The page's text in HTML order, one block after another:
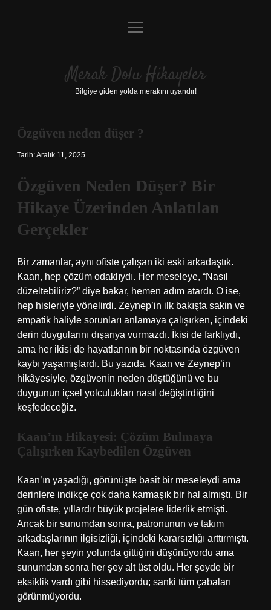
Anasayfa
Yasal Uyarı
menüyü
Merak Dolu Hikayeler
Bilgiye giden yolda merakını uyandır!
Özgüven neden düşer ?
Tarih: Aralık 11, 2025
Özgüven Neden Düşer? Bir
Hikaye Üzerinden Anlatılan
Gerçekler
Bir zamanlar, aynı ofiste çalışan iki eski arkadaştık.
Kaan, hep çözüm odaklıydı. Her meseleye, “Nasıl
düzeltebiliriz?” diye bakar, hemen adım atardı. O ise,
hep hisleriyle yönelirdi. Zeynep’in ilk bakışta sakin ve
empatik haliyle sorunları anlamaya çalışırken, içindeki
derin duygularını dışarıya vurmazdı. İkisi de farklıydı,
ama her ikisi de hayatlarının bir noktasında özgüven
kaybı yaşamışlardı. Bu yazıda, Kaan ve Zeynep’in
hikâyesiyle, özgüvenin neden düştüğünü ve bu
duygunun içsel yolculukları nasıl değiştirdiğini
keşfedeceğiz.
Kaan’ın Hikayesi: Çözüm Bulmaya
Çalışırken Kaybedilen Özgüven
Kaan’ın yaşadığı, görünüşte basit bir meseleydi ama
derinlere indikçe çok daha karmaşık bir hal almıştı. Bir
gün ofiste, yıllardır büyük projelere liderlik etmişti.
Ancak bir sunumdan sonra, patronunun ve takım
arkadaşlarının ilgisizliği, içindeki kararsızlığı arttırmıştı.
Kaan, her şeyin yolunda gittiğini düşünüyordu ama
sunumdan sonra her şey alt üst oldu. Her şeyde bir
eksiklik vardı gibi hissediyordu; sanki tüm çabaları
görünmüyordu.